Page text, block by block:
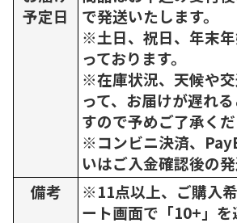
予定日
で発送いたします。
※土日、祝日、年末
っております。
※在庫状況、天候や
って、お届けが遅れ
すので予めご了承くだ
※コンビニ決済、
いはご入金確認後の発
備考
※11点以上、ご購入
ート画面で「10+」